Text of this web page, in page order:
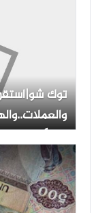
توك
مصابًا في
قلنديا